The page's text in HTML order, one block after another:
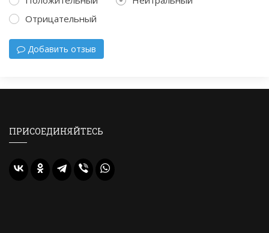
Отрицательный
Добавить отзыв
ПРИСОЕДИНЯЙТЕСЬ